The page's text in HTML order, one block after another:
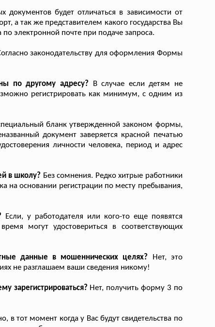
документов будет отличаться в зависимости от
а так же представителем какого государства Вы
по электронной почте при подаче запроса.
законодательству для оформления Формы
по другому адресу? В случае если детям не
регистрировать как минимум, с одним из
бланк утвержденной законом формы,
документ заверяется красной печатью
личности человека, период и адрес
в школу? Без сомнения. Редко хитрые работники
на основании регистрации по месту пребывания,
Если, у работодателя или кого-то еще появятся
могут удостовериться в соответствующих
данные в мошеннических целях? Нет, это
не разглашаем ваши сведения никому!
зарегистрироваться? Нет, получить форму 3 по
в тот момент когда у Вас будут свидетельства по